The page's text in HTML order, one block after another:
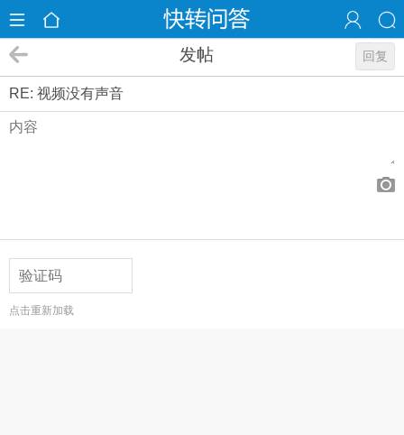
回复
发帖
RE: 视频没有声音
点击重新加载